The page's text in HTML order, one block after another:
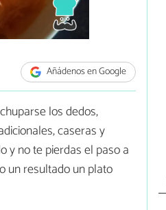
Añádenos en Google
los dedos,
caseras y
y no te pierdas el paso a
un resultado un plato